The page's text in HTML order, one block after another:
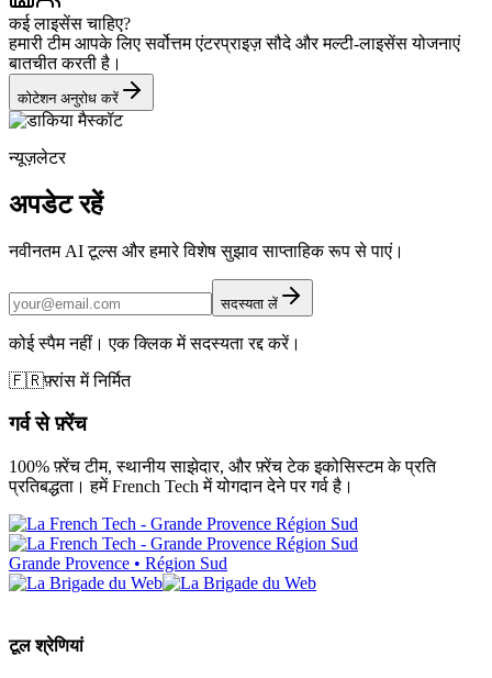
कई लाइसेंस चाहिए?
हमारी टीम आपके लिए सर्वोत्तम एंटरप्राइज़ सौदे और मल्टी-लाइसेंस योजनाएं
बातचीत करती है।
कोटेशन अनुरोध करें
न्यूज़लेटर
अपडेट रहें
नवीनतम AI टूल्स और हमारे विशेष सुझाव साप्ताहिक रूप से पाएं।
सदस्यता लें
कोई स्पैम नहीं। एक क्लिक में सदस्यता रद्द करें।
🇫🇷फ़्रांस में निर्मित
गर्व से फ़्रेंच
100% फ़्रेंच टीम, स्थानीय साझेदार, और फ़्रेंच टेक इकोसिस्टम के प्रति
प्रतिबद्धता। हमें French Tech में योगदान देने पर गर्व है।
Grande Provence • Région Sud
टूल श्रेणियां